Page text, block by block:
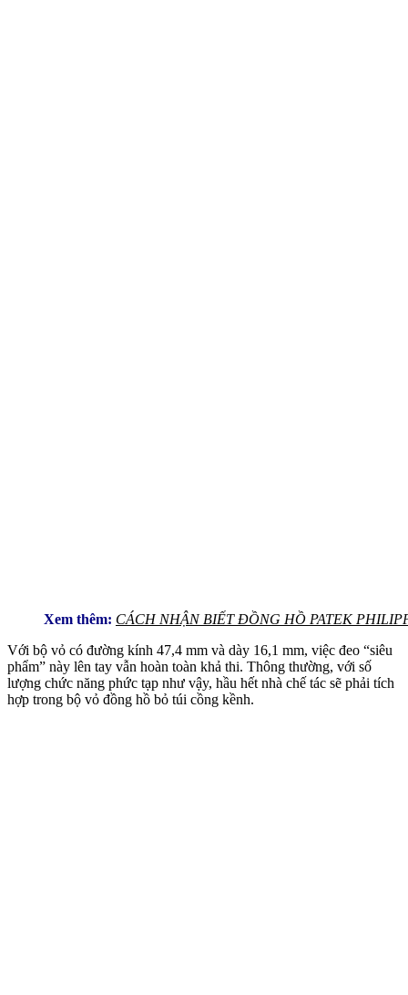
Xem thêm: CÁCH NHẬN BIẾT ĐỒNG HỒ PATEK
Với bộ vỏ có đường kính 47,4 mm và dày 16,1 mm, việc đeo “siêu
phẩm” này lên tay vẫn hoàn toàn khả thi. Thông thường, với số
lượng chức năng phức tạp như vậy, hầu hết nhà chế tác sẽ phải tích
hợp trong bộ vỏ đồng hồ bỏ túi cồng kềnh.